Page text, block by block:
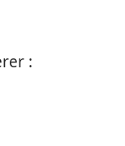
: